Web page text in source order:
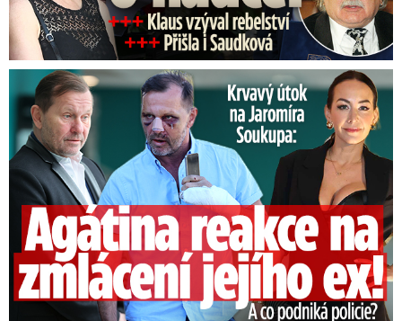
Útok na Jaromíra Soukupa: Reakce Agáty na zmlácení jejího ex